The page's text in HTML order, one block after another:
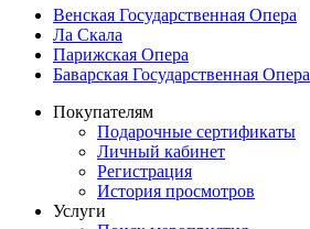
Венская Государственная Опера
Ла Скала
Парижская Опера
Баварская Государственная Опера
Покупателям
Подарочные сертификаты
Личный кабинет
Регистрация
История просмотров
Услуги